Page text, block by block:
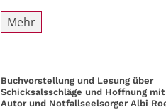
Mehr
Buchvorstellung und Lesung über
Schicksalsschläge und Hoffnung
Autor und Notfallseelsorger Albi